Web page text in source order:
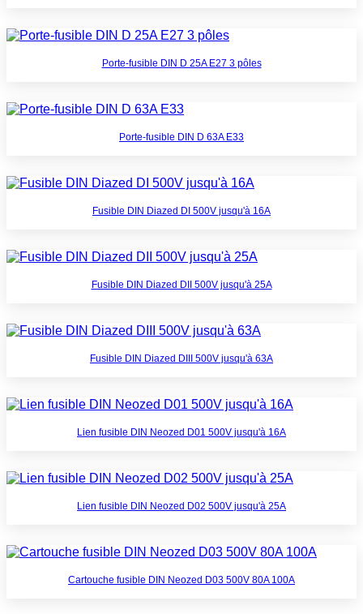
Porte-fusible DIN D 25A E27 3 pôles
Porte-fusible DIN D 63A E33
Fusible DIN Diazed DI 500V jusqu'à 16A
Fusible DIN Diazed DII 500V jusqu'à 25A
Fusible DIN Diazed DIII 500V jusqu'à 63A
Lien fusible DIN Neozed D01 500V jusqu'à 16A
Lien fusible DIN Neozed D02 500V jusqu'à 25A
Cartouche fusible DIN Neozed D03 500V 80A 100A